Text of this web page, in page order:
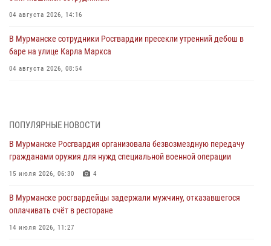
04 августа 2026, 14:16
В Мурманске сотрудники Росгвардии пресекли утренний дебош в
баре на улице Карла Маркса
04 августа 2026, 08:54
03 августа 2026, 12:23 4
Сотрудники вневедомственной охраны Росгвардии пресекли
хулиганские действия дебошира на автозаправочной станции
города Кандалакши
Сотрудники Росгвардии провели инструктаж по
антитеррористической защищенности для членов избирательных
ПОПУЛЯРНЫЕ НОВОСТИ
В Мурманске Росгвардия организовала безвозмездную передачу
гражданами оружия для нужд специальной военной операции
15 июля 2026, 06:30 4
В Мурманске росгвардейцы задержали мужчину, отказавшегося
оплачивать счёт в ресторане
14 июля 2026, 11:27